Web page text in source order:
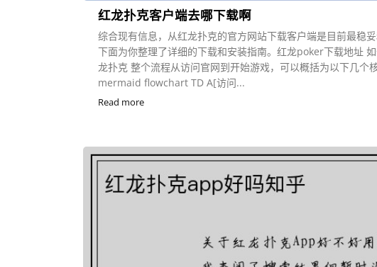
红龙扑克客户端去哪下载啊
综合现有信息，从红龙扑克的官方网站下载客户端是目前最稳妥
下面为你整理了详细的下载和安装指南。红龙poker下载地址
龙扑克 整个流程从访问官网到开始游戏，可以概括为以下几个核
mermaid flowchart TD A[访问...
Read more